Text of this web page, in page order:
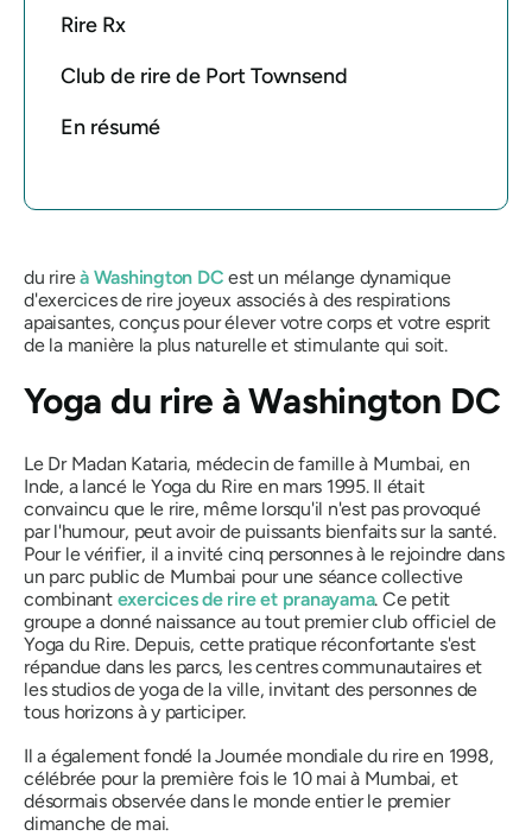
Rire Rx
Club de rire de Port Townsend
En résumé
du rireà Washington DC est un mélange dynamique
d'exercices de rire joyeux associés à des respirations
apaisantes, conçus pour élever votre corps et votre esprit
de la manière la plus naturelle et stimulante qui soit.
Yoga du rire à Washington DC
Le Dr Madan Kataria, médecin de famille à Mumbai, en
Inde, a lancé le Yoga du Rire en mars 1995. Il était
convaincu que le rire, même lorsqu'il n'est pas provoqué
par l'humour, peut avoir de puissants bienfaits sur la santé.
Pour le vérifier, il a invité cinq personnes à le rejoindre dans
un parc public de Mumbai pour une séance collective
combinant exercices de rire et pranayama. Ce petit
groupe a donné naissance au tout premier club officiel de
Yoga du Rire. Depuis, cette pratique réconfortante s'est
répandue dans les parcs, les centres communautaires et
les studios de yoga de la ville, invitant des personnes de
tous horizons à y participer.
Il a également fondé la Journée mondiale du rire en 1998,
célébrée pour la première fois le 10 mai à Mumbai, et
désormais observée dans le monde entier le premier
dimanche de mai.